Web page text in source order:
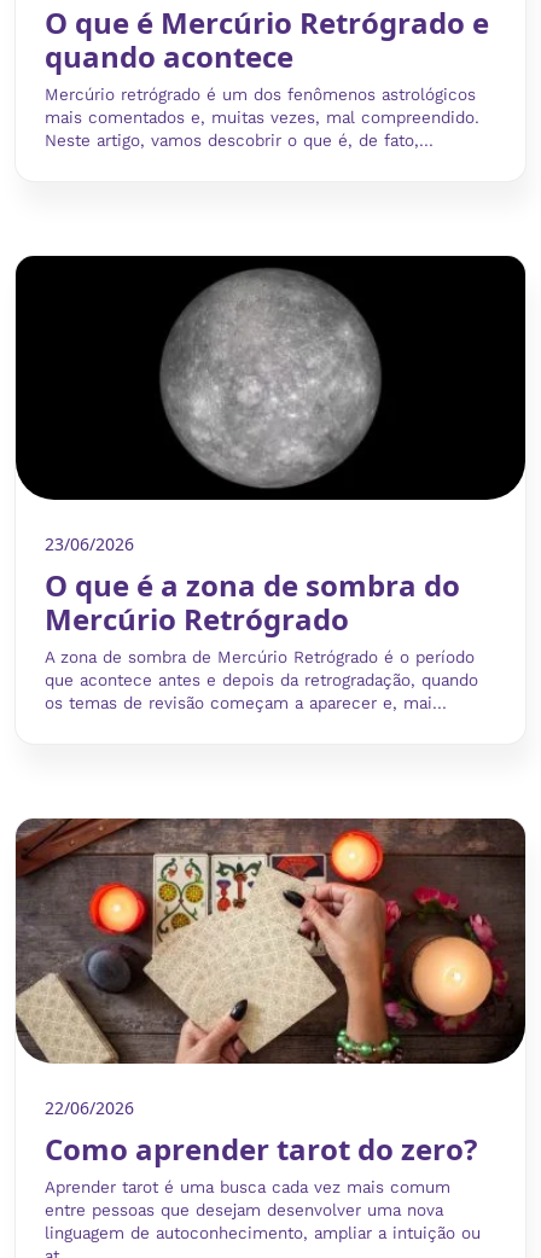
O que é Mercúrio Retrógrado e
quando acontece
Mercúrio retrógrado é um dos fenômenos astrológicos
mais comentados e, muitas vezes, mal compreendido.
Neste artigo, vamos descobrir o que é, de fato,...
23/06/2026
O que é a zona de sombra do
Mercúrio Retrógrado
A zona de sombra de Mercúrio Retrógrado é o período
que acontece antes e depois da retrogradação, quando
os temas de revisão começam a aparecer e, mai...
22/06/2026
Como aprender tarot do zero?
Aprender tarot é uma busca cada vez mais comum
entre pessoas que desejam desenvolver uma nova
linguagem de autoconhecimento, ampliar a intuição ou